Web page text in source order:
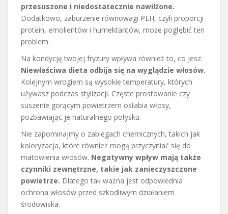
przesuszone i niedostatecznie nawilżone.
Dodatkowo, zaburzenie równowagi PEH, czyli proporcji
protein, emolientów i humektantów, może pogłębić ten
problem.
Na kondycję twojej fryzury wpływa również to, co jesz.
Niewłaściwa dieta odbija się na wyglądzie włosów.
Kolejnym wrogiem są wysokie temperatury, których
używasz podczas stylizacji. Częste prostowanie czy
suszenie gorącym powietrzem osłabia włosy,
pozbawiając je naturalnego połysku.
Nie zapominajmy o zabiegach chemicznych, takich jak
koloryzacja, które również mogą przyczyniać się do
matowienia włosów. Negatywny wpływ mają także
czynniki zewnętrzne, takie jak zanieczyszczone
powietrze. Dlatego tak ważna jest odpowiednia
ochrona włosów przed szkodliwym działaniem
środowiska.